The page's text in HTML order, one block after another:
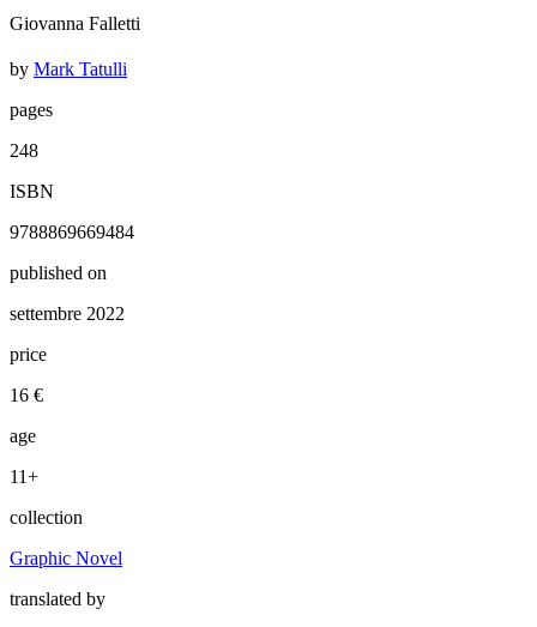
Giovanna Falletti
by Mark Tatulli
pages
248
ISBN
9788869669484
published on
settembre 2022
price
16 €
age
11+
collection
Graphic Novel
translated by